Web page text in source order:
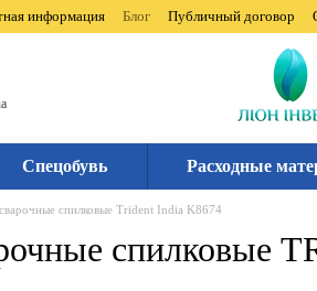
информация Блог Публичный договор
Спецобувь Расходные
спилковые Trident India K8674
спилковые